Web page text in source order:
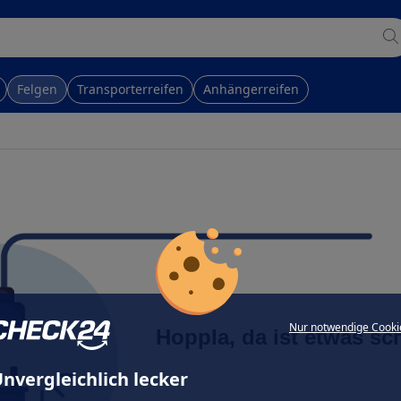
Nur notwendige
lecker
Felgen Transporterreifen Anhängerreifen
Hoppla, da ist etwas